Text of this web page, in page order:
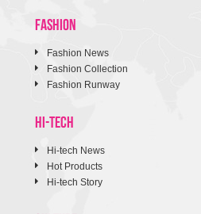
FASHION
Fashion News
Fashion Collection
Fashion Runway
HI-TECH
Hi-tech News
Hot Products
Hi-tech Story